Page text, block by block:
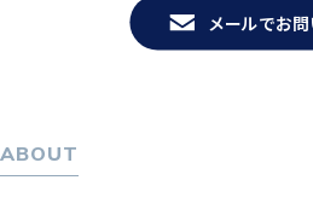
メールでお
ABOUT